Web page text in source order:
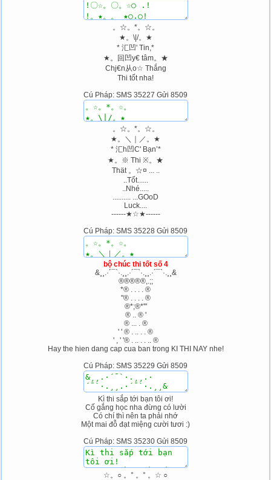
。☆。*。☆。
★。\|/。★
* 汇凹' Tin,*
★。回凹y€ tâm。★
Chj€n从o☆ Thắng
Thi tốt nha!
Cú Pháp: SMS 35227 Gửi 8509
。☆。*。☆。
★。＼｜／。★
* 汇h凹C' Bạn’*
★。※ Thi ※。★
Thät 。☆¤ ... ..
..Tốt......
..Nhé.....
.......... ...GOoD
Luck....
------★☆★------
Cú Pháp: SMS 35228 Gửi 8509
bộ chúc thi tốt số 4
&¸¸.·´¯`·.¸¸.·´¯`·.¸¸.·´¯`·.¸¸&
®®®®®,.;;
*® . . . . ®
"® . . . . ®
®*;®*'"
® .. ® '
® ... . ®
' ' ® . .. . . ®
' , ' '® . .. . . .. ®
Hay the hien dang cap cua ban trong KI THI NAY nhe!
Cú Pháp: SMS 35229 Gửi 8509
Kì thi sắp tới bạn tôi ơi!
Cố gắng học nha đừng có lười
Có chí thì nên ta phải nhớ
Một mai đỗ đạt miệng cười tươi :)
Cú Pháp: SMS 35230 Gửi 8509
☆。○ 。° 。° 。☆ ○